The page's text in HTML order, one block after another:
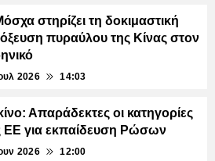
στηρίζει τη δοκιμαστική
πυραύλου της Κίνας στον
2026 14:03
Απαράδεκτες οι κατηγορίες
ΕΕ για εκπαίδευση Ρώσων
2026 12:00